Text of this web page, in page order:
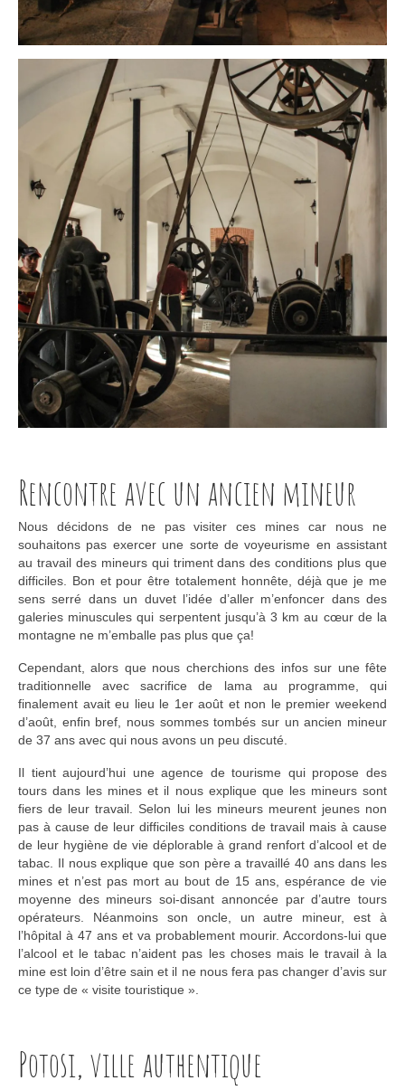
Rencontre avec un ancien mineur
Nous décidons de ne pas visiter ces mines car nous ne
souhaitons pas exercer une sorte de voyeurisme en assistant
au travail des mineurs qui triment dans des conditions plus que
difficiles. Bon et pour être totalement honnête, déjà que je me
sens serré dans un duvet l’idée d’aller m’enfoncer dans des
galeries minuscules qui serpentent jusqu’à 3 km au cœur de la
montagne ne m’emballe pas plus que ça!
Cependant, alors que nous cherchions des infos sur une fête
traditionnelle avec sacrifice de lama au programme, qui
finalement avait eu lieu le 1er août et non le premier weekend
d’août, enfin bref, nous sommes tombés sur un ancien mineur
de 37 ans avec qui nous avons un peu discuté.
Il tient aujourd’hui une agence de tourisme qui propose des
tours dans les mines et il nous explique que les mineurs sont
fiers de leur travail. Selon lui les mineurs meurent jeunes non
pas à cause de leur difficiles conditions de travail mais à cause
de leur hygiène de vie déplorable à grand renfort d’alcool et de
tabac. Il nous explique que son père a travaillé 40 ans dans les
mines et n’est pas mort au bout de 15 ans, espérance de vie
moyenne des mineurs soi-disant annoncée par d’autre tours
opérateurs. Néanmoins son oncle, un autre mineur, est à
l’hôpital à 47 ans et va probablement mourir. Accordons-lui que
l’alcool et le tabac n’aident pas les choses mais le travail à la
mine est loin d’être sain et il ne nous fera pas changer d’avis sur
ce type de « visite touristique ».
Potosi, ville authentique